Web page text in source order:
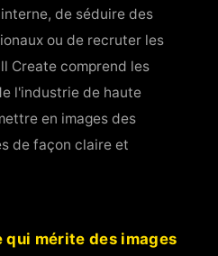
de séduire des
ou de recruter les
Create comprend les
l'industrie de haute
en images des
de façon claire et
mérite des images